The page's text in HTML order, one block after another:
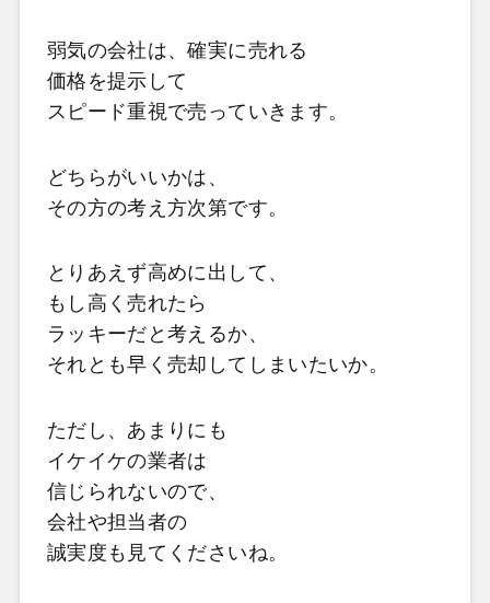
弱気の会社は、確実に売れる
価格を提示して
スピード重視で売っていきます。
どちらがいいかは、
その方の考え方次第です。
とりあえず高めに出して、
もし高く売れたら
ラッキーだと考えるか、
それとも早く売却してしまいたいか。
ただし、あまりにも
イケイケの業者は
信じられないので、
会社や担当者の
誠実度も見てくださいね。